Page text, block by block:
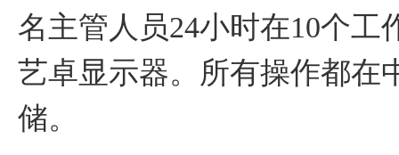
名主管人员24小时在10个
艺卓显示器。所有操作都在
储。